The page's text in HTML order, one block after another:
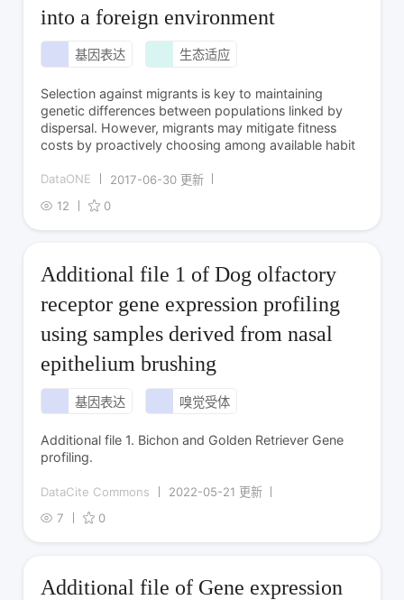
into a foreign environment
基因表达 生态适应
Selection against migrants is key to maintaining
genetic differences between populations linked by
dispersal. However, migrants may mitigate fitness
costs by proactively choosing among available habit
DataONE
2017-06-30 更新
12
0
Additional file 1 of Dog olfactory
receptor gene expression profiling
using samples derived from nasal
epithelium brushing
基因表达 嗅觉受体
Additional file 1. Bichon and Golden Retriever Gene
profiling.
DataCite Commons
2022-05-21 更新
7
0
Additional file of Gene expression